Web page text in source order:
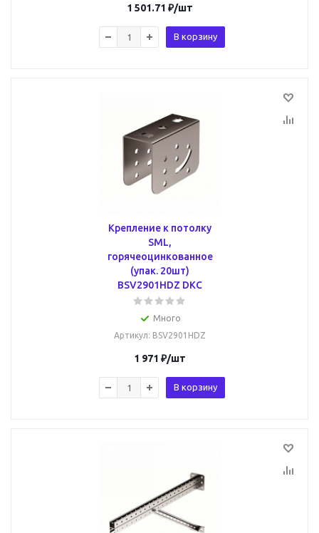
1 501.71 ₽/шт
В корзину
Крепление к потолку
SML,
горячеоцинкованное
(упак. 20шт)
BSV2901HDZ DKC
Много
Артикул: BSV2901HDZ
1 971 ₽/шт
В корзину